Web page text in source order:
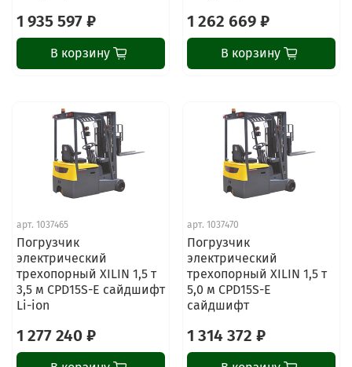
1 935 597 ₽
В корзину
1 262 669 ₽
В корзину
арт. 1037465
Погрузчик
электрический
трехопорный XILIN 1,5 т
3,5 м CPD15S-E сайдшифт
Li-ion
1 277 240 ₽
арт. 1037470
Погрузчик
электрический
трехопорный XILIN 1,5 т
5,0 м CPD15S-E
сайдшифт
1 314 372 ₽